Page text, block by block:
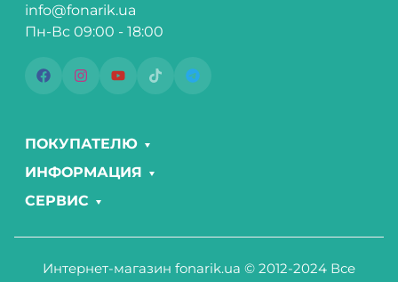
info@fonarik.ua
Пн-Вс 09:00 - 18:00
ПОКУПАТЕЛЮ
ИНФОРМАЦИЯ
СЕРВИС
Интернет-магазин fonarik.ua © 2012-2024 Все